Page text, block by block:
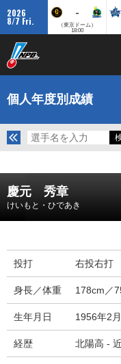
2026
8/7 Fri.
-
（東京ドーム）
18:00
個人年度別成績
慶元 秀章
けいもと・ひであき
投打 右投右打
身長／体重 178cm／
生年月日 1956年2
経歴 北陽高 -